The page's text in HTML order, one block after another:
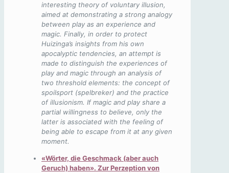
interesting theory of voluntary illusion,
aimed at demonstrating a strong analogy
between play as an experience and
magic. Finally, in order to protect
Huizinga’s insights from his own
apocalyptic tendencies, an attempt is
made to distinguish the experiences of
play and magic through an analysis of
two threshold elements: the concept of
spoilsport (spelbreker) and the practice
of illusionism. If magic and play share a
partial willingness to believe, only the
latter is associated with the feeling of
being able to escape from it at any given
moment.
«Wörter, die Geschmack (aber auch
Geruch) haben». Zur Perzeption von